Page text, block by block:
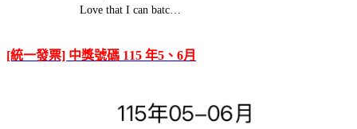
Love that I can batc…
[統一發票] 中獎號碼 115 年5、6月